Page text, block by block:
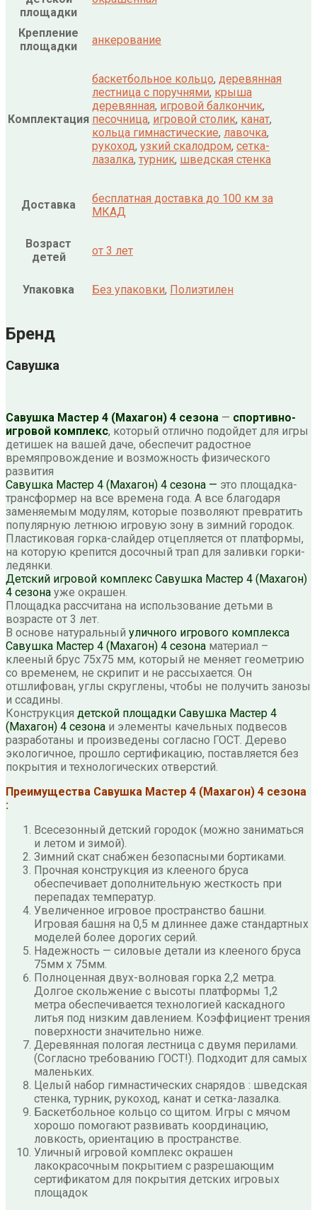
площадки
Крепление
площадки
анкерование
Комплектация
баскетбольное кольцо, деревянная
лестница с поручнями, крыша
деревянная, игровой балкончик,
песочница, игровой столик, канат,
кольца гимнастические, лавочка,
рукоход, узкий скалодром, сетка-
лазалка, турник, шведская стенка
Доставка
бесплатная доставка до 100 км за
МКАД
Возраст
детей
от 3 лет
Упаковка Без упаковки, Полиэтилен
Бренд
Савушка
Савушка Мастер 4 (Махагон) 4 сезона — спортивно-
игровой комплекс, который отлично подойдет для игры
детишек на вашей даче, обеспечит радостное
времяпровождение и возможность физического
развития
Савушка Мастер 4 (Махагон) 4 сезона — это площадка-
трансформер на все времена года. А все благодаря
заменяемым модулям, которые позволяют превратить
популярную летнюю игровую зону в зимний городок.
Пластиковая горка-слайдер отцепляется от платформы,
на которую крепится досочный трап для заливки горки-
ледянки.
Детский игровой комплекс Савушка Мастер 4 (Махагон)
4 сезона уже окрашен.
Площадка рассчитана на использование детьми в
возрасте от 3 лет.
В основе натуральный уличного игрового комплекса
Савушка Мастер 4 (Махагон) 4 сезона материал –
клееный брус 75х75 мм, который не меняет геометрию
со временем, не скрипит и не рассыхается. Он
отшлифован, углы скруглены, чтобы не получить занозы
и ссадины.
Конструкция детской площадки Савушка Мастер 4
(Махагон) 4 сезона и элементы качельных подвесов
разработаны и произведены согласно ГОСТ. Дерево
экологичное, прошло сертификацию, поставляется без
покрытия и технологических отверстий.
Преимущества Савушка Мастер 4 (Махагон) 4 сезона
:
Всесезонный детский городок (можно заниматься
и летом и зимой).
Зимний скат снабжен безопасными бортиками.
Прочная конструкция из клееного бруса
обеспечивает дополнительную жесткость при
перепадах температур.
Увеличенное игровое пространство башни.
Игровая башня на 0,5 м длиннее даже стандартных
моделей более дорогих серий.
Надежность — силовые детали из клееного бруса
75мм х 75мм.
Полноценная двух-волновая горка 2,2 метра.
Долгое скольжение с высоты платформы 1,2
метра обеспечивается технологией каскадного
литья под низким давлением. Коэффициент трения
поверхности значительно ниже.
Деревянная пологая лестница с двумя перилами.
(Согласно требованию ГОСТ!). Подходит для самых
маленьких.
Целый набор гимнастических снарядов : шведская
стенка, турник, рукоход, канат и сетка-лазалка.
Баскетбольное кольцо со щитом. Игры с мячом
хорошо помогают развивать координацию,
ловкость, ориентацию в пространстве.
Уличный игровой комплекс окрашен
лакокрасочным покрытием с разрешающим
сертификатом для покрытия детских игровых
площадок